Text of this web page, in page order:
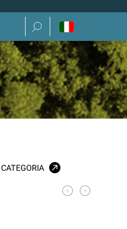
Ricerca per: